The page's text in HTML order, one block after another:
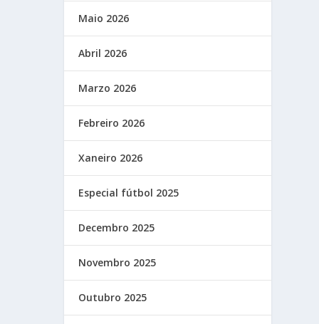
Maio 2026
Abril 2026
Marzo 2026
Febreiro 2026
Xaneiro 2026
Especial fútbol 2025
Decembro 2025
Novembro 2025
Outubro 2025